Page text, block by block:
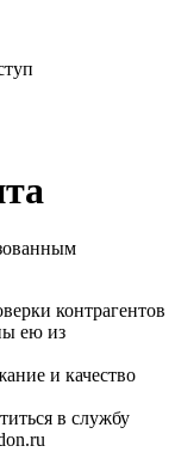
контрагентов
ею из
и качество
в службу